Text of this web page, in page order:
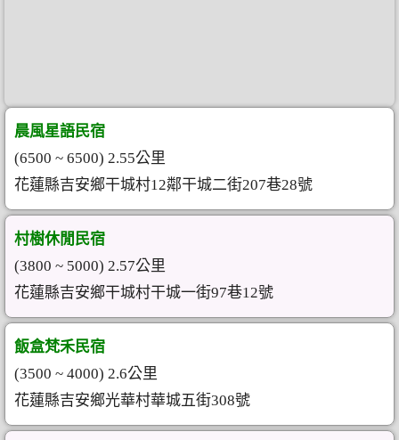
晨風星語民宿
(6500 ~ 6500) 2.55公里
花蓮縣吉安鄉干城村12鄰干城二街207巷28號
村樹休閒民宿
(3800 ~ 5000) 2.57公里
花蓮縣吉安鄉干城村干城一街97巷12號
飯盒梵禾民宿
(3500 ~ 4000) 2.6公里
花蓮縣吉安鄉光華村華城五街308號